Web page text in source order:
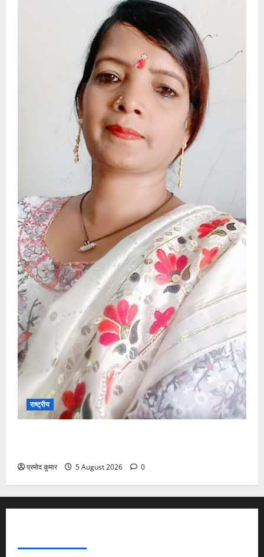
राष्ट्रीय
प्रमोद कुमार 5 August 2026 0